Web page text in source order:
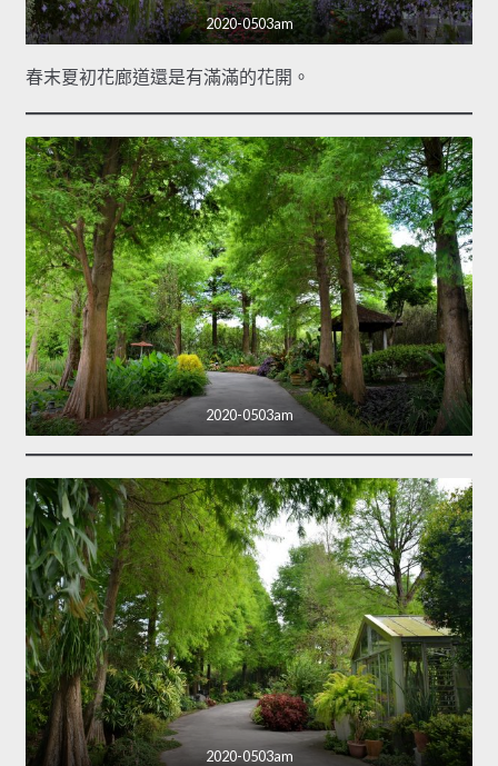
2020-0503am
春末夏初花廊道還是有滿滿的花開。
2020-0503am
2020-0503am